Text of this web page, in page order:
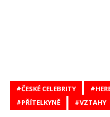
ČESKÉ CELEBRITY
PŘÍTELKYNĚ
VZTAHY